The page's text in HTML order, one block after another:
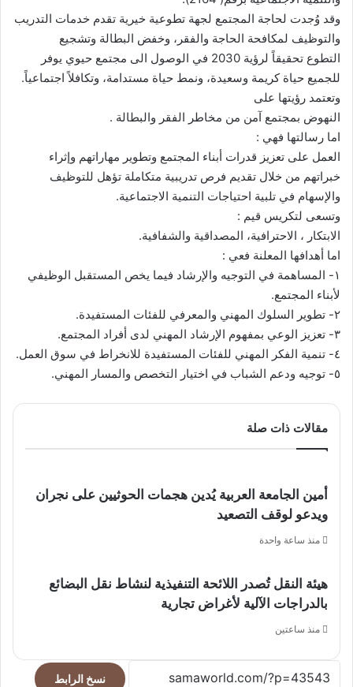
وقد وُجدت لحاجة المجتمع لجهة تطوعية خيرية تقدم خدمات التدريب
والتوظيف لمكافحة الحاجة والفقر، وخفض البطالة وتشجيع
التطوع تحقيقاً لرؤية 2030 في الوصول الى مجتمع حيوي يوفر
للجميع حياة كريمة وسعيدة، ونمط حياة مستدامة، وتكافلاً اجتماعياً.
وتعتمد رؤيتها على
النهوض بمجتمع آمن من مخاطر الفقر والبطالة .
اما رسالتها فهي :
العمل على تعزيز قدرات أبناء المجتمع وتطوير مهاراتهم وإثراء
خبراتهم من خلال تقديم فرص تدريبية متكاملة تؤهل للتوظيف
والإسهام في تلبية احتياجات التنمية الاجتماعية.
وتسعى لتكريس قيم :
الابتكار ، الاحترافية، المصداقية والشفافية.
اما أهدافها المعلنة فعي :
١- المساهمة في التوجيه والإرشاد فيما يخص المستقبل الوظيفي
لأبناء المجتمع.
٢- تطوير السلوك المهني والمعرفي للفئات المستفيدة.
٣- تعزيز الوعي بمفهوم الإرشاد المهني لدى أفراد المجتمع.
٤- تنمية الفكر المهني للفئات المستفيدة للانخراط في سوق العمل.
٥- توجيه ودعم الشباب في اختيار التخصص والمسار المهني.
مقالات ذات صلة
أمين الجامعة العربية يُدين هجمات الحوثيين على نجران
ويدعو لوقف التصعيد
منذ ساعة واحدة
هيئة النقل تُصدر اللائحة التنفيذية لنشاط نقل البضائع
بالدراجات الآلية لأغراض تجارية
منذ ساعتين
نسخ الرابط